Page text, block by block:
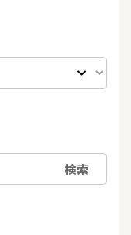
検索